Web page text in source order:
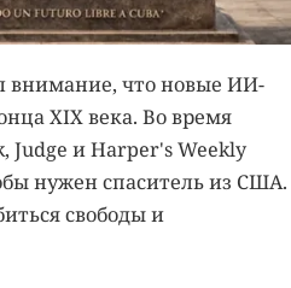
внимание, что новые ИИ-
XIX века. Во время
Judge и Harper's Weekly
нужен спаситель из США.
свободы и